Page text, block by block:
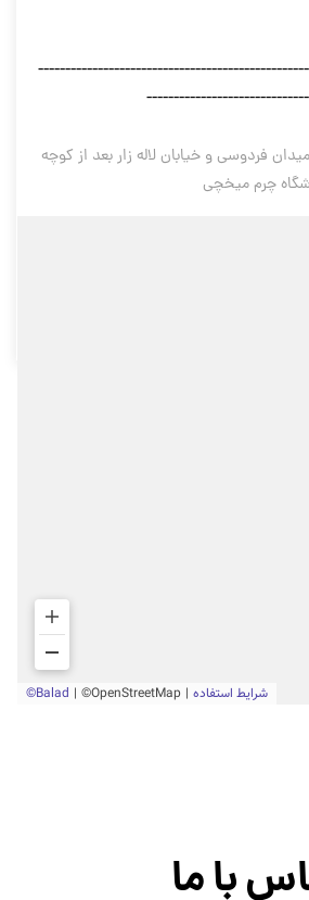
فردوسی و خیابان لاله زار بعد از کوچه
با ما